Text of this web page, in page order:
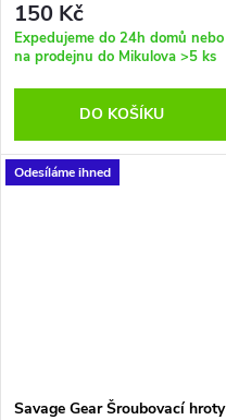
150 Kč
Expedujeme do 24h domů nebo
na prodejnu do Mikulova >5 ks
DO KOŠÍKU
Odesíláme ihned
Savage Gear Šroubovací hroty